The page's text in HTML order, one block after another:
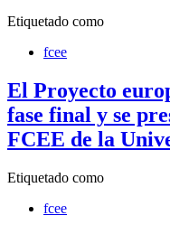
Etiquetado como
fcee
El Proyecto
fase final y se
FCEE de la
Etiquetado como
fcee